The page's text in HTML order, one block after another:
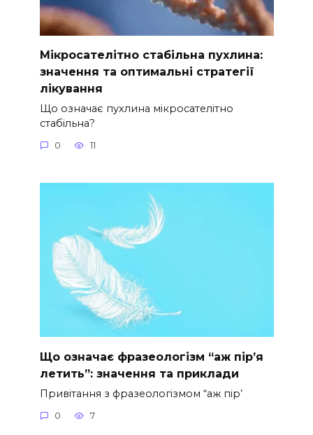
Мікросателітно стабільна пухлина:
значення та оптимальні стратегії
лікування
Що означає пухлина мікросателітно
стабільна?
0 11
Що означає фразеологізм “аж пір’я
летить”: значення та приклади
Привітання з фразеологізмом “аж пір’
0 7